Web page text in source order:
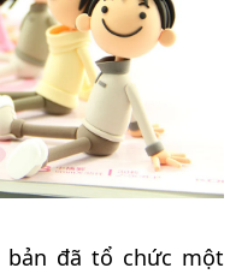
bản đã tổ chức một